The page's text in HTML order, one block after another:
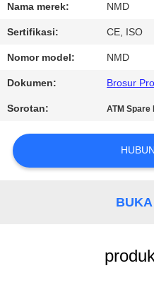
HUBUNGI
KAMI
BERITA
PERMINTAAN
PENAWARAN
Nama merek: NMD
Sertifikasi: CE, ISO
Nomor model: NMD
Dokumen: Brosur
Sorotan: ATM Spare